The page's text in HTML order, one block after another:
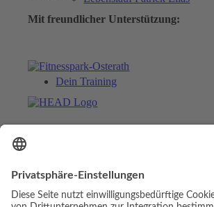
Dein Training
Mit freundlicher Unterstützung: